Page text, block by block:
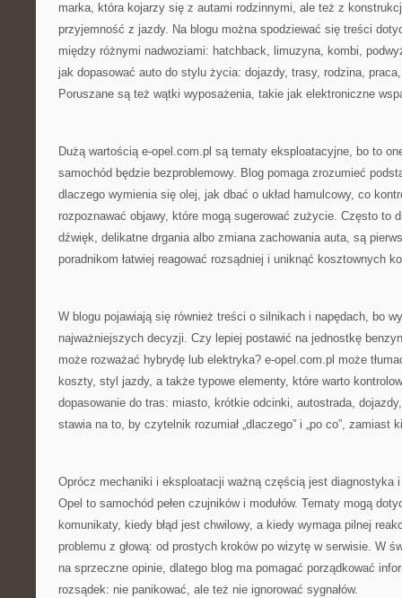
marka, która kojarzy się z autami rodzinnymi, ale też z
przyjemność z jazdy. Na blogu można spodziewać się treści
między różnymi nadwoziami: hatchback, limuzyna, kombi,
jak dopasować auto do stylu życia: dojazdy, trasy, rodzina,
Poruszane są też wątki wyposażenia, takie jak elektroniczne
Dużą wartością e-opel.com.pl są tematy eksploatacyjne, bo to
samochód będzie bezproblemowy. Blog pomaga zrozumieć
dlaczego wymienia się olej, jak dbać o układ hamulcowy, co
rozpoznawać objawy, które mogą sugerować zużycie. Często to
dźwięk, delikatne drgania albo zmiana zachowania auta, są
poradnikom łatwiej reagować rozsądniej i uniknąć kosztownych
W blogu pojawiają się również treści o silnikach i napędach, bo
najważniejszych decyzji. Czy lepiej postawić na jednostkę
może rozważać hybrydę lub elektryka? e-opel.com.pl może
koszty, styl jazdy, a także typowe elementy, które warto
dopasowanie do tras: miasto, krótkie odcinki, autostrada,
stawia na to, by czytelnik rozumiał „dlaczego” i „po co”, zamiast
Oprócz mechaniki i eksploatacji ważną częścią jest diagnostyka
Opel to samochód pełen czujników i modułów. Tematy mogą
komunikaty, kiedy błąd jest chwilowy, a kiedy wymaga pilnej
problemu z głową: od prostych kroków po wizytę w serwisie. W
na sprzeczne opinie, dlatego blog ma pomagać porządkować
rozsądek: nie panikować, ale też nie ignorować sygnałów.